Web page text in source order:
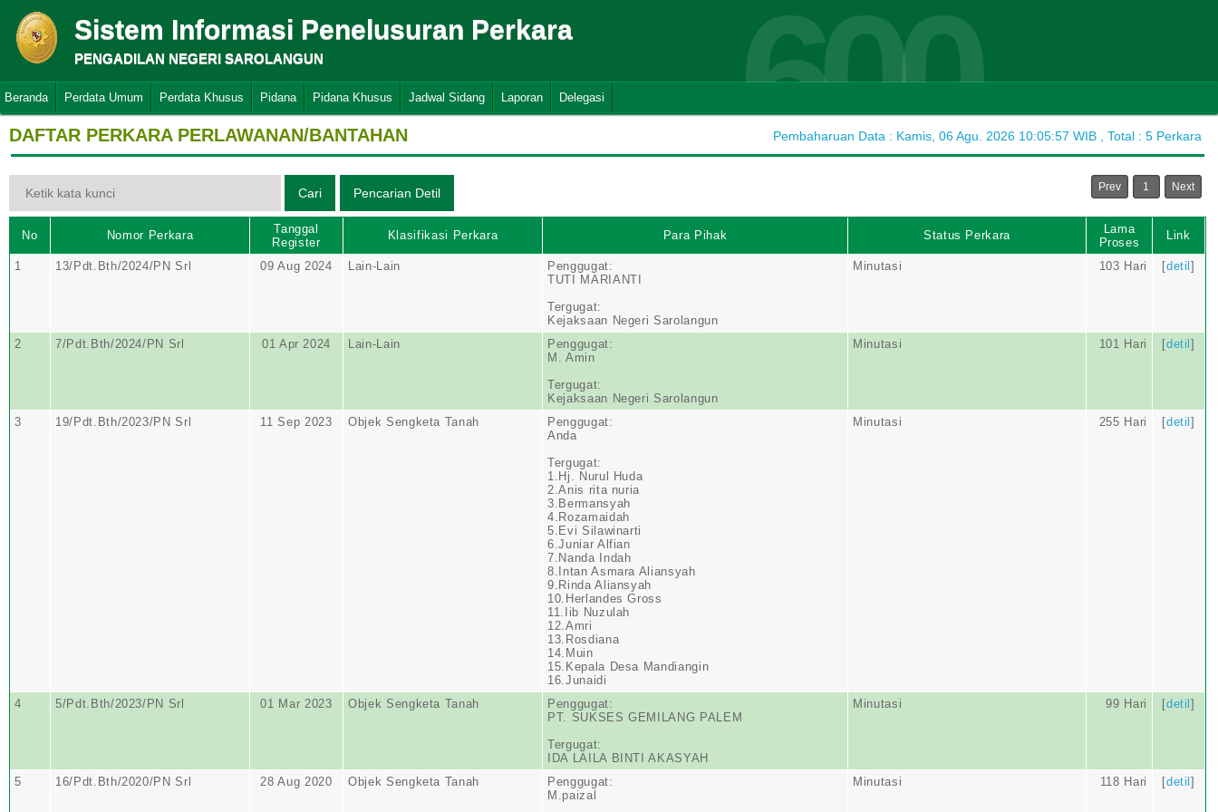
Sistem Informasi Penelusuran Perkara
PENGADILAN NEGERI SAROLANGUN 600
Beranda Perdata Umum Perdata Khusus Pidana Pidana Khusus Jadwal Sidang Laporan Delegasi
DAFTAR PERKARA PERLAWANAN/BANTAHAN Pembaharuan Data : Kamis, 06 Agu. 2026 10:05:57 WIB , Total : 5 Perkara
Prev 1 Next
No Nomor Perkara
Tanggal
Register
Klasifikasi Perkara Para Pihak Status Perkara
Lama
Proses
Link
1 13/Pdt.Bth/2024/PN Srl 09 Aug 2024 Lain-Lain
Penggugat:
TUTI MARIANTI
Tergugat:
Kejaksaan Negeri Sarolangun
Minutasi 103 Hari [detil]
2 7/Pdt.Bth/2024/PN Srl 01 Apr 2024 Lain-Lain
Penggugat:
M. Amin
Tergugat:
Kejaksaan Negeri Sarolangun
Minutasi 101 Hari [detil]
3 19/Pdt.Bth/2023/PN Srl 11 Sep 2023 Objek Sengketa Tanah
Penggugat:
Anda
Tergugat:
1.Hj. Nurul Huda
2.Anis rita nuria
3.Bermansyah
4.Rozamaidah
5.Evi Silawinarti
6.Juniar Alfian
7.Nanda Indah
8.Intan Asmara Aliansyah
9.Rinda Aliansyah
10.Herlandes Gross
11.Iib Nuzulah
12.Amri
13.Rosdiana
14.Muin
15.Kepala Desa Mandiangin
16.Junaidi
Minutasi 255 Hari [detil]
4 5/Pdt.Bth/2023/PN Srl 01 Mar 2023 Objek Sengketa Tanah
Penggugat:
PT. SUKSES GEMILANG PALEM
Tergugat:
IDA LAILA BINTI AKASYAH
Minutasi 99 Hari [detil]
5 16/Pdt.Bth/2020/PN Srl 28 Aug 2020 Objek Sengketa Tanah
Penggugat:
M.paizal
Minutasi 118 Hari [detil]